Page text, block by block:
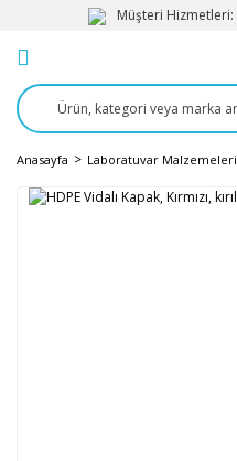
Müşteri Hizmetleri:
Anasayfa Laboratuvar Malzemeleri